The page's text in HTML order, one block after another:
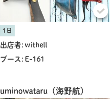
1日
出店者: withell
ブース: E-161
uminowataru（海野航）